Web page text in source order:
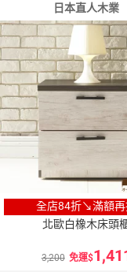
日本直人木業
全店84折↘滿額再
北歐白橡木床頭
3,200 免運